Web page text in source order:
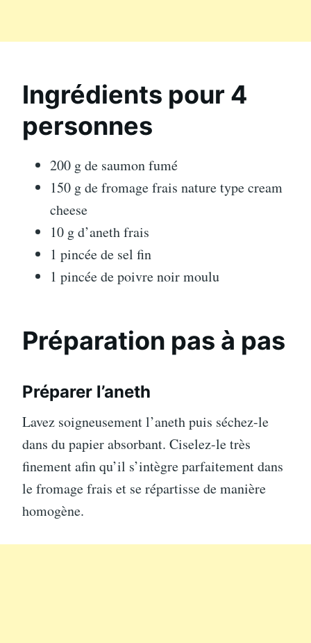
Ingrédients pour 4
personnes
200 g de saumon fumé
150 g de fromage frais nature type cream
cheese
10 g d’aneth frais
1 pincée de sel fin
1 pincée de poivre noir moulu
Préparation pas à pas
Préparer l’aneth
Lavez soigneusement l’aneth puis séchez-le
dans du papier absorbant. Ciselez-le très
finement afin qu’il s’intègre parfaitement dans
le fromage frais et se répartisse de manière
homogène.